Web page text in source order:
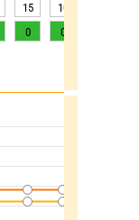
15 10
0 0